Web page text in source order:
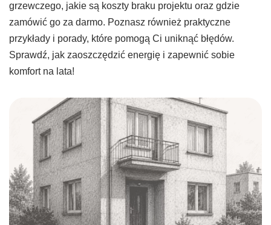
grzewczego, jakie są koszty braku projektu oraz gdzie
zamówić go za darmo. Poznasz również praktyczne
przykłady i porady, które pomogą Ci uniknąć błędów.
Sprawdź, jak zaoszczędzić energię i zapewnić sobie
komfort na lata!